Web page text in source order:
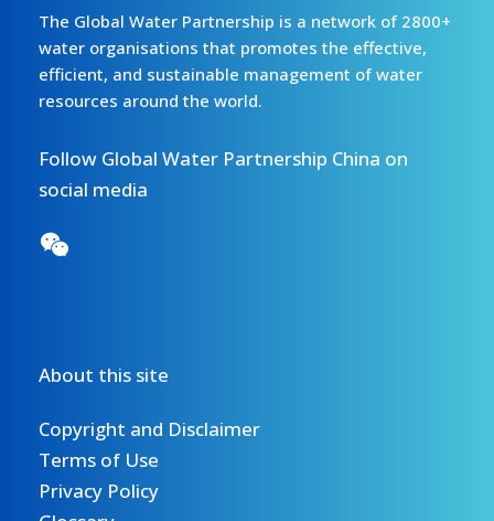
The Global Water Partnership is a network of 2800+
water organisations that promotes the effective,
efficient, and sustainable management of water
resources around the world.
Follow Global Water Partnership China on
social media
About this site
Copyright and Disclaimer
Terms of Use
Privacy Policy